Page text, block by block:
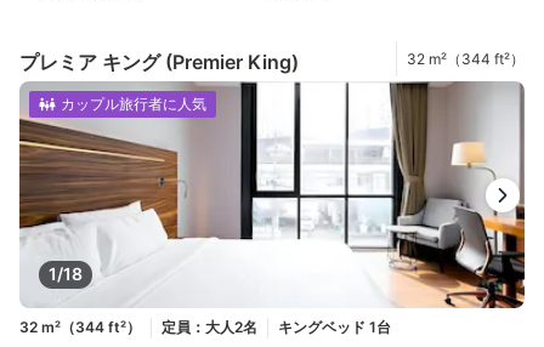
プレミア キング (Premier King) 32 m²（344 ft²）
1/18
カップル旅行者に人気
32 m²（344 ft²） 定員：大人2名
キングベッド 1台